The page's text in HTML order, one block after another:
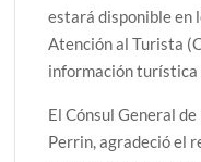
estará disponible en
Atención al Turista
información
El Cónsul General
Perrin, agradeció el